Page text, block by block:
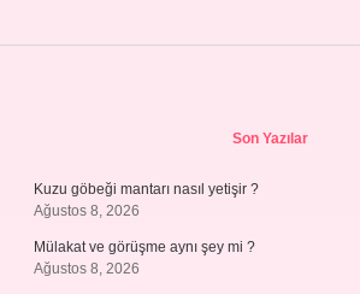
Son Yazılar
Kuzu göbeği mantarı nasıl yetişir ?
Ağustos 8, 2026
Mülakat ve görüşme aynı şey mi ?
Ağustos 8, 2026